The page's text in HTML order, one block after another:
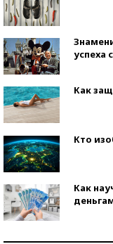
успеха
Как
Кто
Как